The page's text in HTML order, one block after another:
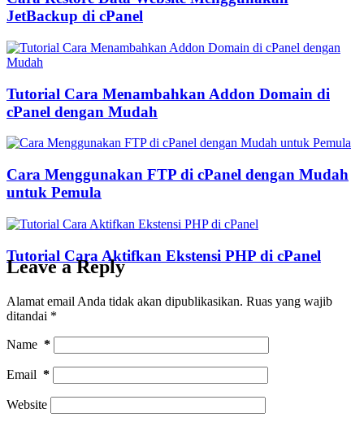
JetBackup di cPanel
Tutorial Cara Menambahkan Addon Domain di
cPanel dengan Mudah
Cara Menggunakan FTP di cPanel dengan Mudah
untuk Pemula
Tutorial Cara Aktifkan Ekstensi PHP di cPanel
Leave a Reply
Alamat email Anda tidak akan dipublikasikan. Ruas yang wajib
ditandai *
Name *
Email *
Website